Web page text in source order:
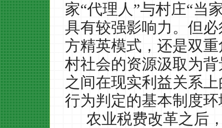
家“代理人”与村庄“当
具有较强影响力。但
方精英模式，还是双
村社会的资源汲取为
之间在现实利益关系
行为判定的基本制度
农业税费改革之后